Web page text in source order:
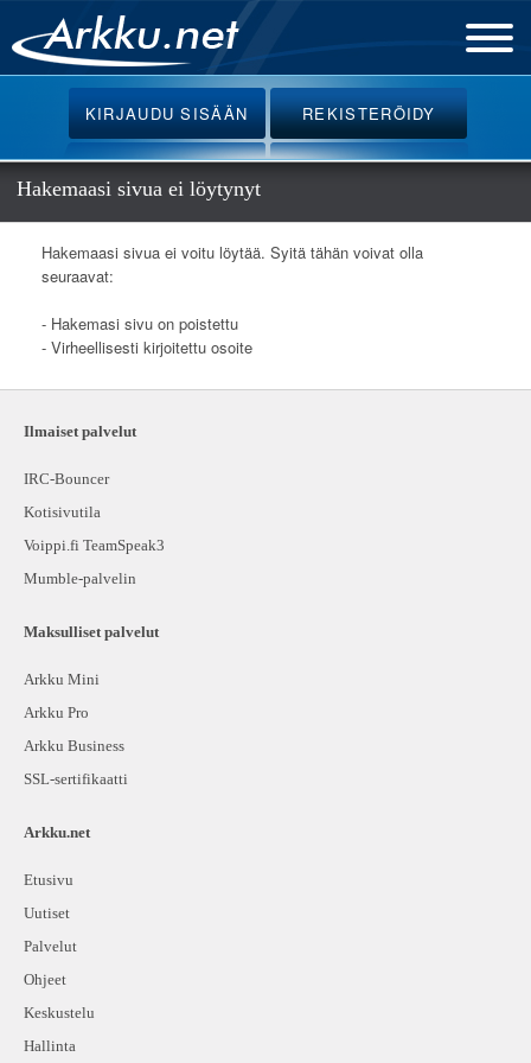
Etusivu
Uutiset
Palvelut
Ohjeet
Keskustelu
Oikotiet
KIRJAUDUSISÄÄN REKISTERÖIDY
Hakemaasi sivua ei löytynyt
Hakemaasi sivua ei voitu löytää. Syitä tähän voivat olla
seuraavat:
- Hakemasi sivu on poistettu
- Virheellisesti kirjoitettu osoite
Ilmaiset palvelut
IRC-Bouncer
Kotisivutila
Voippi.fi TeamSpeak3
Mumble-palvelin
Maksulliset palvelut
Arkku Mini
Arkku Pro
Arkku Business
SSL-sertifikaatti
Arkku.net
Etusivu
Uutiset
Palvelut
Ohjeet
Keskustelu
Hallinta